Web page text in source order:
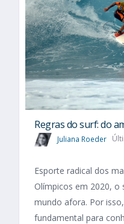
Regras do surf: do
Juliana Roeder
Esporte radical dos
Olímpicos em 2020, o
mundo afora. Por
fundamental para